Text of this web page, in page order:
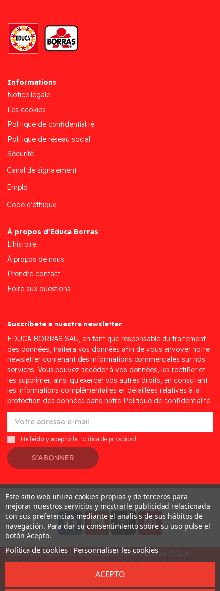
Informations
Notice légale
Les cookies
Politique de confidentialité
Politique de réseau social
Sécurité
Canal de signalement
Emploi
Code d'éthique
À propos d'Educa Borras
L'histoire
À propos de nous
Prendre contact
Foire aux questions
Suscríbete a nuestra newsletter
EDUCA BORRAS SAU, en tant que responsable du traitement
des données, traitera vos données afin de vous envoyer notre
newsletter contenant des informations commerciales sur nos
services. Vous pouvez accéder à vos données, les rectifier et
les supprimer, ainsi qu'exercer vos autres droits, en consultant
les informations complémentaires et détaillées relatives à la
protection des données dans notre Politique de confidentialité.
He leído y acepto la Política de privacidad
S’ABONNER
Desarrollado porAddis
Educa Borras, S.A.U. participa en el Programa "ICEX-
BREXIT" financiado por fondos de la Unión Europea, para
mitigar las consecuencias adversas de la retirada del
Este sitio web utiliza cookies propias y de terceros para
mejorar nuestros servicios y mostrarle publicidad relacionada
con sus preferencias mediante el análisis de sus hábitos de
navegación. Para dar su consentimiento sobre su uso pulse el
botón Acepto.
Política de cookies Personnaliser les cookies
ACEPTO